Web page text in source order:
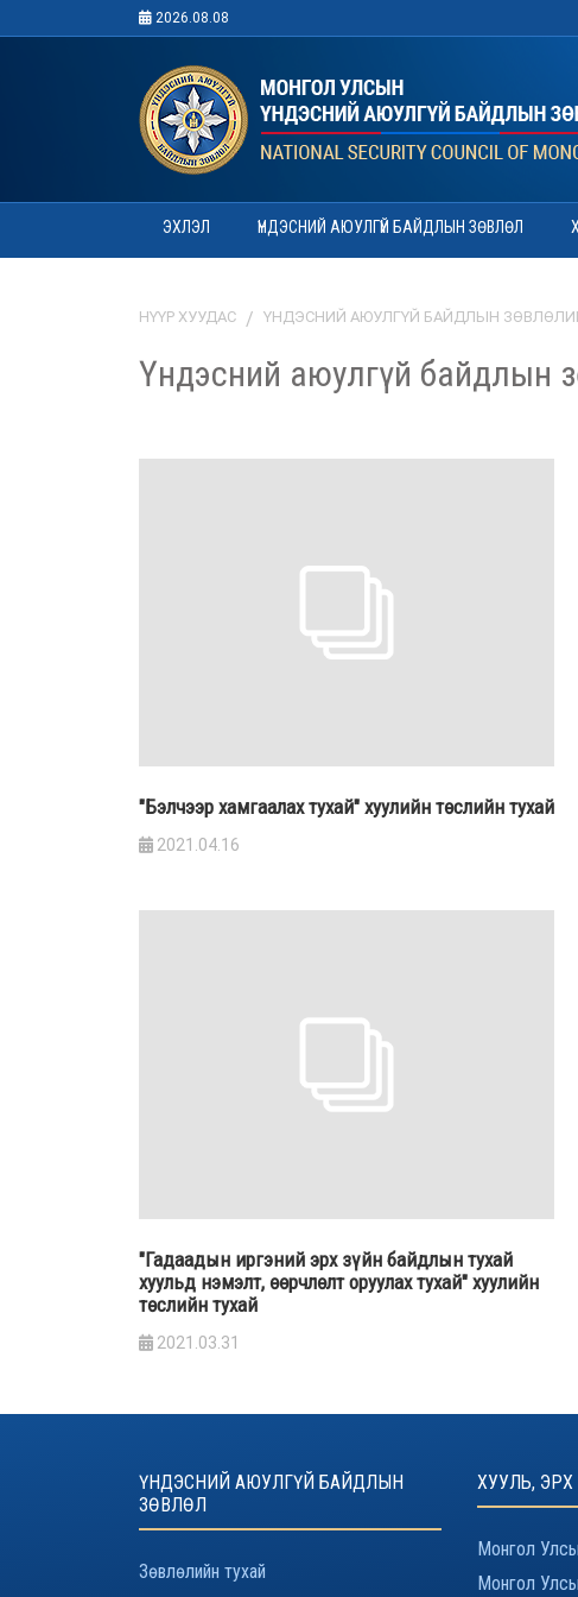
2026.08.08
ЭХЛЭЛ ҮНДЭСНИЙ АЮУЛГҮЙ БАЙДЛЫН ЗӨВЛӨЛ
НҮҮР ХУУДАС ҮНДЭСНИЙ АЮУЛГҮЙ БАЙДЛЫН
Үндэсний аюулгүй байдлын
"Бэлчээр хамгаалах тухай" хуулийн төслийн тухай
2021.04.16
"Гадаадын иргэний эрх зүйн байдлын тухай
хуульд нэмэлт, өөрчлөлт оруулах тухай" хуулийн
төслийн тухай
2021.03.31
ҮНДЭСНИЙ АЮУЛГҮЙ БАЙДЛЫН
ЗӨВЛӨЛ
Зөвлөлийн тухай
ХУУЛЬ,
Монгол
Монгол